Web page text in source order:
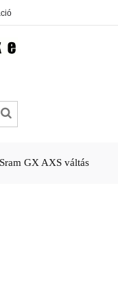
GX AXS váltás